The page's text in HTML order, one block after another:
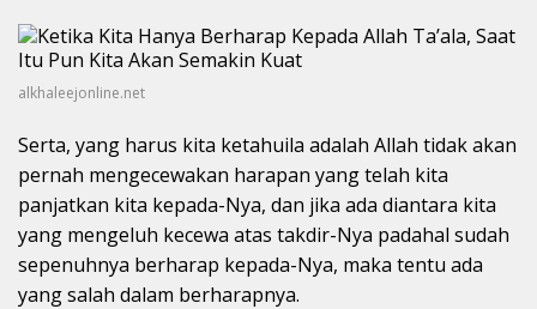
alkhaleejonline.net
Serta, yang harus kita ketahuila adalah Allah tidak akan
pernah mengecewakan harapan yang telah kita
panjatkan kita kepada-Nya, dan jika ada diantara kita
yang mengeluh kecewa atas takdir-Nya padahal sudah
sepenuhnya berharap kepada-Nya, maka tentu ada
yang salah dalam berharapnya.